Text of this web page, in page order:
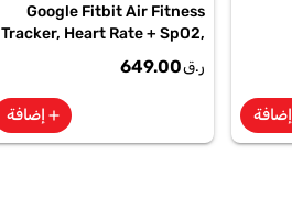
إضافة
Google Fitbit Air Fitness
Tracker, Heart Rate + SpO2,
7-Day Battery Berry -
GA11016 | 1 Year Starlink
ر.ق649.00
add إضافة